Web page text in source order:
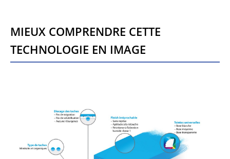
MIEUX COMPRENDRE CETTE
TECHNOLOGIE EN IMAGE